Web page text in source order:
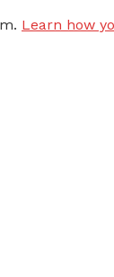
Learn how